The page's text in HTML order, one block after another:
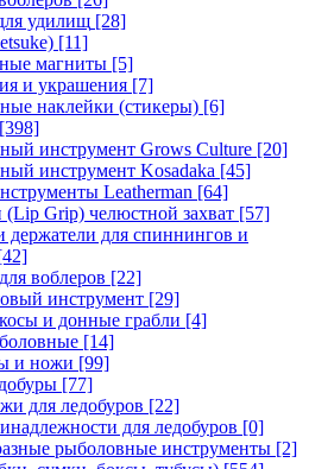
удилищ [28]
[11]
магниты [5]
и украшения [7]
наклейки (стикеры) [6]
[398]
инструмент Grows Culture [20]
инструмент Kosadaka [45]
Leatherman [64]
Grip) челюстной захват [57]
держатели для спиннингов и
воблеров [22]
инструмент [29]
и донные грабли [4]
[14]
и ножи [99]
[77]
для ледобуров [22]
для ледобуров [0]
рыболовные инструменты [2]